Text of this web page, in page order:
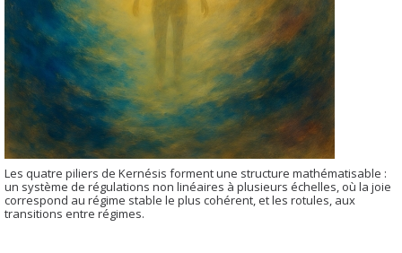
Les quatre piliers de Kernésis forment une structure mathématisable :
un système de régulations non linéaires à plusieurs échelles, où la joie
correspond au régime stable le plus cohérent, et les rotules, aux
transitions entre régimes.